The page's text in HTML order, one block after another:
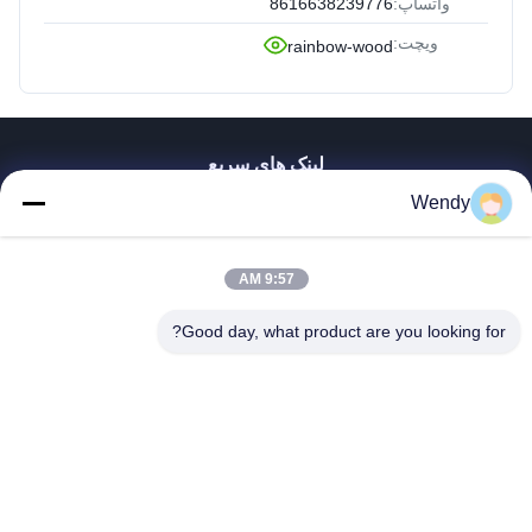
ویچت:rainbow-wood
لینک های سریع
محصولات
فیلم های
نمایش واقعیت مجازی
درباره ما
Wendy
9:57 AM
Good day, what product are you looking for?